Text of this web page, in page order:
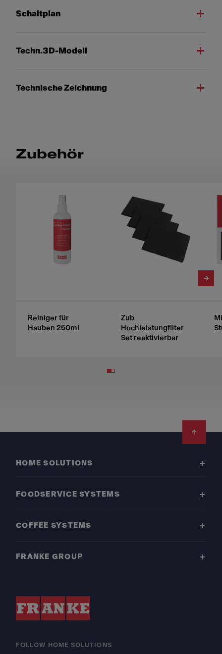
Schaltplan
Techn.3D-Modell
Technische Zeichnung
Zubehör
Reiniger für
Hauben 250ml
Zub
Hochleistungfilter
Set reaktivierbar
HOME SOLUTIONS
FOODSERVICE SYSTEMS
COFFEE SYSTEMS
FRANKE GROUP
FOLLOW HOME SOLUTIONS